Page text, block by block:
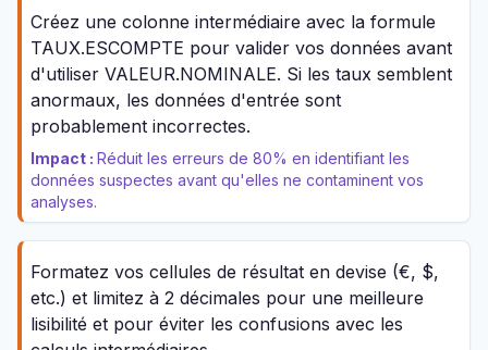
Créez une colonne intermédiaire avec la formule
TAUX.ESCOMPTE pour valider vos données avant
d'utiliser VALEUR.NOMINALE. Si les taux semblent
anormaux, les données d'entrée sont
probablement incorrectes.
Impact : Réduit les erreurs de 80% en identifiant les
données suspectes avant qu'elles ne contaminent vos
analyses.
Formatez vos cellules de résultat en devise (€, $,
etc.) et limitez à 2 décimales pour une meilleure
lisibilité et pour éviter les confusions avec les